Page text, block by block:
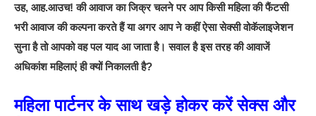
उह, आह.आउच! की आवाज का जिक्र चलने पर आप किसी महिला की फैंटसी
भरी आवाज की कल्पना करते हैं या अगर आप ने कहीं ऐसा सेक्सी वोकॅलाइजेशन
सुना है तो आपको वह पल याद आ जाता है। सवाल है इस तरह की आवाजें
अधिकांश महिलाएं ही क्यों निकालती है?
महिला पार्टनर के साथ खड़े होकर करें सेक्स और